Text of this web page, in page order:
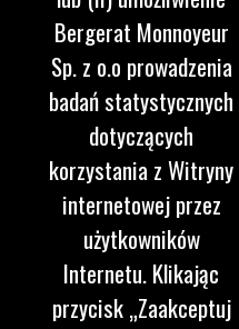
Bergerat Monnoyeur
Sp. z o.o prowadzenia
badań statystycznych
dotyczących
korzystania z Witryny
internetowej przez
użytkowników
Internetu. Klikając
przycisk „Zaakceptuj